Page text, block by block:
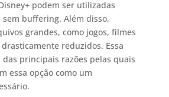
podem ser utilizadas
buffering. Além disso,
grandes, como jogos, filmes
reduzidos. Essa
principais razões pelas quais
essa opção como um